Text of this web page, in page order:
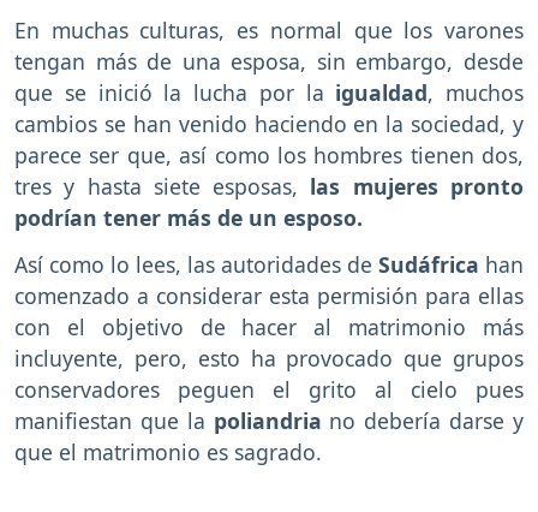
En muchas culturas, es normal que los varones
tengan más de una esposa, sin embargo, desde
que se inició la lucha por la igualdad, muchos
cambios se han venido haciendo en la sociedad, y
parece ser que, así como los hombres tienen dos,
tres y hasta siete esposas, las mujeres pronto
podrían tener más de un esposo.
Así como lo lees, las autoridades de Sudáfrica han
comenzado a considerar esta permisión para ellas
con el objetivo de hacer al matrimonio más
incluyente, pero, esto ha provocado que grupos
conservadores peguen el grito al cielo pues
manifiestan que la poliandria no debería darse y
que el matrimonio es sagrado.